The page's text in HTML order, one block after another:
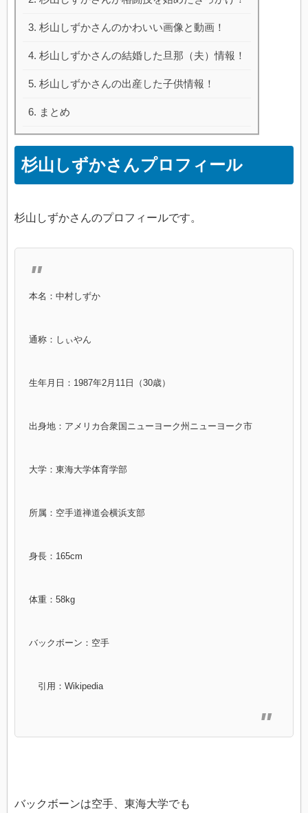
杉山しずかさんのかわいい画像と動画！
杉山しずかさんの結婚した旦那（夫）情報！
杉山しずかさんの出産した子供情報！
まとめ
杉山しずかさんプロフィール
杉山しずかさんのプロフィールです。
本名：中村しずか
通称：しぃやん
生年月日：1987年2月11日（30歳）
出身地：アメリカ合衆国ニューヨーク州ニューヨーク市
大学：東海大学体育学部
所属：空手道禅道会横浜支部
身長：165cm
体重：58kg
バックボーン：空手
引用：Wikipedia
バックボーンは空手、東海大学でも